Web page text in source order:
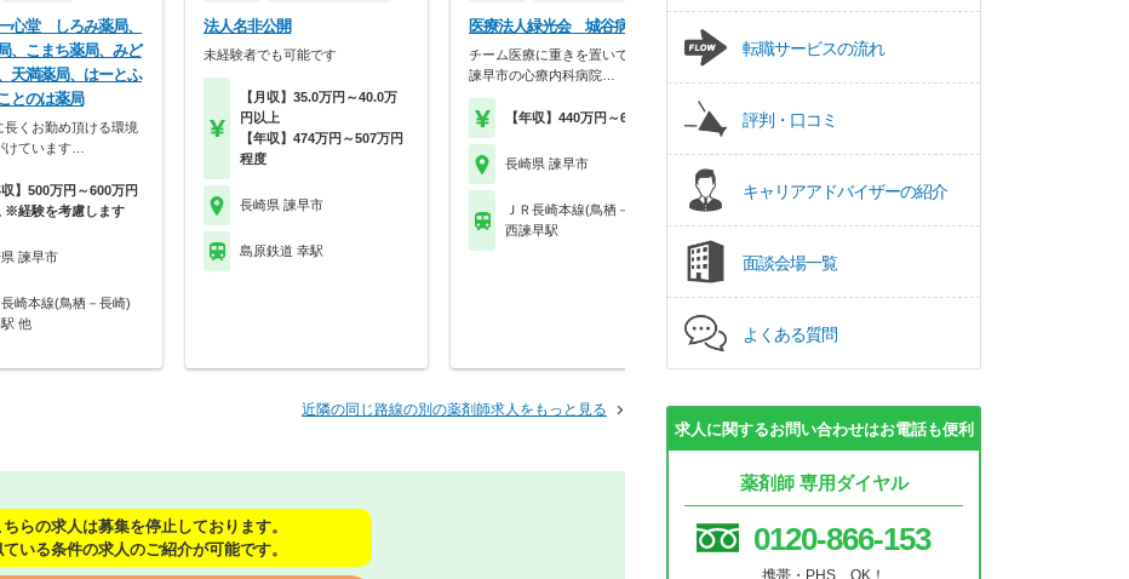
心堂 しろみ薬局、
、こまち薬局、みど
天満薬局、はーとふ
とのは薬局
長くお勤め頂ける環境
けています…
収】500万円～600万円
※経験を考慮します
諫早市
長崎本線(鳥栖－長崎)
他
法人名非公開
未経験者でも可能です
【月収】35.0万円～40.0万
円以上
【年収】474万円～507万円
程度
長崎県 諫早市
島原鉄道 幸駅
医療法人緑光会 城谷病院
チーム医療に重きを置いている、
諫早市の心療内科病院…
【年収】440万円～600万円
長崎県 諫早市
ＪＲ長崎本線(鳥栖－長崎)
西諫早駅
医療法人祥仁会 西諫早病院
みたい方にオススメで…
【時給】2,000円～
長崎県 諫早市
西諫早駅
近隣の同じ路線の別の薬剤師求人をもっと見る
ちらの求人は募集を停止しております。
ている条件の求人のご紹介が可能です。
転職サービスの流れ
評判・口コミ
キャリアアドバイザーの紹介
面談会場一覧
よくある質問
求人に関するお問い合わせはお電話も便利
薬剤師 専用ダイヤル
0120-866-153
携帯・PHS OK！